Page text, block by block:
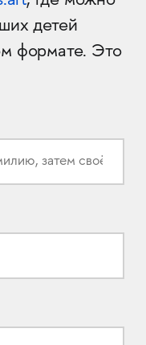
детей
формате. Это